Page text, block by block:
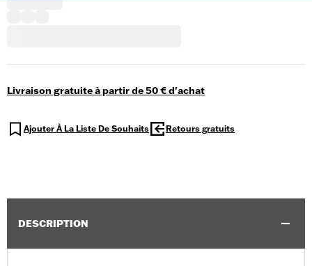
Livraison gratuite à partir de 50 € d'achat
Ajouter À La Liste De Souhaits Retours gratuits
DESCRIPTION